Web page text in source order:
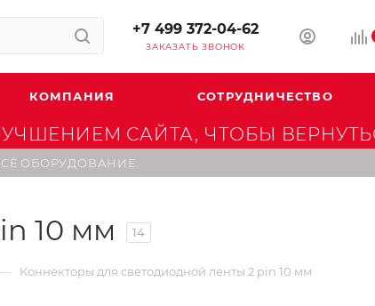
+7 499 372-04-62
ЗАКАЗАТЬ ЗВОНОК
КОМПАНИЯ СОТРУДНИЧЕСТВО
САЙТА, ЧТОБЫ
ОБОРУДОВАНИЕ.
10 мм 14
Коннекторы для светодиодной ленты 2 pin 10 мм